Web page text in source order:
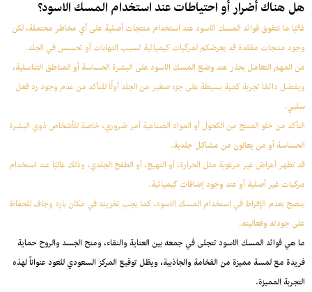
هل هناك أضرار أو احتياطات عند استخدام المسك الاسود؟
غالبًا ما تتفوق فوائد المسك الاسود عند استخدام منتجات أصلية على أي مخاطر محتملة، لكن
وجود منتجات مقلدة قد يعرضكم لمركّبات كيميائية تسبب التهابات أو تحسس في الجلد.
من المهم التعامل بحذر عند وضع المسك الاسود على البشرة الحساسة أو المناطق التناسلية،
ويفضل دائمًا تجربة كمية بسيطة على جزء صغير من الجلد أولًا للتأكد من عدم وجود رد فعل
سلبي.
التأكد من خلو المنتج من الكحول أو المواد الصناعية أمر ضروري، خاصة للأشخاص ذوي البشرة
الحساسة أو من يعانون من مشاكل جلدية.
قد تظهر أعراض غير مرغوبة مثل الحرارة، أو التهيج، أو الطفح الجلدي، وذلك غالبًا عند استخدام
مركبات غير أصلية أو عند وجود إضافات كيميائية.
ينصح بعدم الإفراط في استخدام المسك الاسود، كما يجب تخزينه في مكان بارد وجاف للحفاظ
على جودته وفعاليته.
ما هي فوائد المسك الاسود تتجلى في جمعه بين العناية والنقاء، ومنح الجسد والروح حماية
فريدة مع لمسة مميزة من الفخامة والجاذبية، ويظل توقيع المركز السعودي للعود عنواناً لهذه
التجربة المميزة.